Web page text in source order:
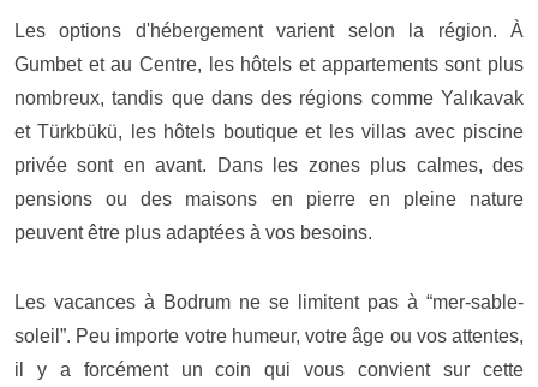
Les options d'hébergement varient selon la région. À
Gumbet et au Centre, les hôtels et appartements sont plus
nombreux, tandis que dans des régions comme Yalıkavak
et Türkbükü, les hôtels boutique et les villas avec piscine
privée sont en avant. Dans les zones plus calmes, des
pensions ou des maisons en pierre en pleine nature
peuvent être plus adaptées à vos besoins.
Les vacances à Bodrum ne se limitent pas à “mer-sable-
soleil”. Peu importe votre humeur, votre âge ou vos attentes,
il y a forcément un coin qui vous convient sur cette